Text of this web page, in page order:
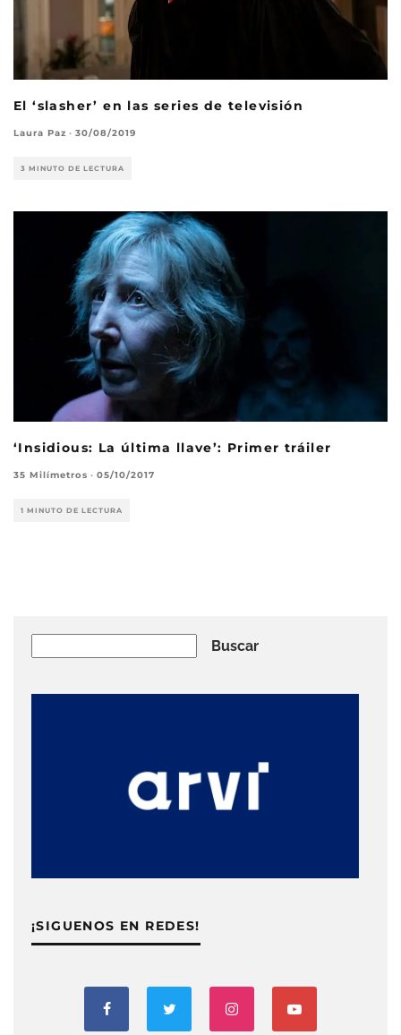
El ‘slasher’ en las series de televisión
Laura Paz · 30/08/2019
3 MINUTO DE LECTURA
‘Insidious: La última llave’: Primer tráiler
35 Milímetros · 05/10/2017
1 MINUTO DE LECTURA
Buscar
¡SIGUENOS EN REDES!